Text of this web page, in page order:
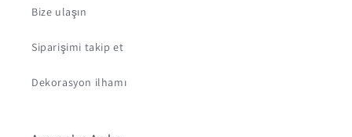
Bize ulaşın
Siparişimi takip et
Dekorasyon ilhamı